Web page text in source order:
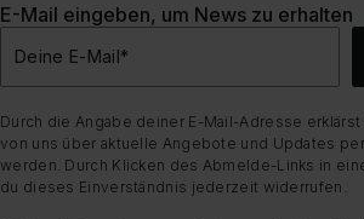
E-Mail eingeben, um News zu erhalten
Deine E-Mail*
Durch die Angabe deiner E-Mail-Adresse
von uns über aktuelle Angebote und Updates
werden. Durch Klicken des Abmelde-Links in
du dieses Einverständnis jederzeit widerrufen.